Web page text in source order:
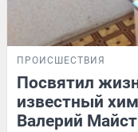
ПРОИСШЕСТВИЯ
Посвятил
известный
Валерий